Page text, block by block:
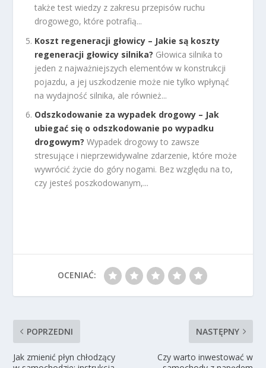
także test wiedzy z zakresu przepisów ruchu
drogowego, które potrafią...
Koszt regeneracji głowicy – Jakie są koszty
regeneracji głowicy silnika? Głowica silnika to
jeden z najważniejszych elementów w konstrukcji
pojazdu, a jej uszkodzenie może nie tylko wpłynąć
na wydajność silnika, ale również...
Odszkodowanie za wypadek drogowy – Jak
ubiegać się o odszkodowanie po wypadku
drogowym? Wypadek drogowy to zawsze
stresujące i nieprzewidywalne zdarzenie, które może
wywrócić życie do góry nogami. Bez względu na to,
czy jesteś poszkodowanym,...
OCENIAĆ:
POPRZEDNI
Jak zmienić płyn chłodzący
NASTĘPNY
Czy warto inwestować w